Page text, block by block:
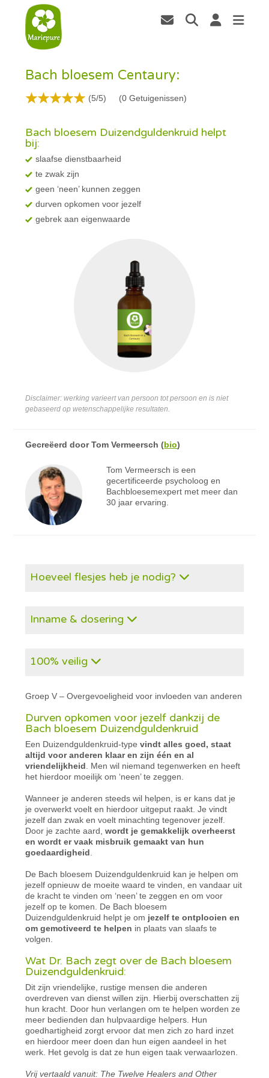
Bach bloesem Centaury:
(5/5) (0 Getuigenissen)
Bach bloesem Duizendguldenkruid helpt
bij:
slaafse dienstbaarheid
te zwak zijn
geen ‘neen’ kunnen zeggen
durven opkomen voor jezelf
gebrek aan eigenwaarde
Disclaimer: werking varieert van persoon tot persoon en is niet
gebaseerd op wetenschappelijke resultaten.
Gecreëerd doorTom Vermeersch (bio)
Tom Vermeersch is een
gecertificeerde psycholoog en
Bachbloesemexpert met meer dan
30 jaar ervaring.
Hoeveel flesjes heb je nodig?
Inname & dosering
100% veilig
Groep V – Overgevoeligheid voor invloeden van anderen
Durven opkomen voor jezelf dankzij de
Bach bloesem Duizendguldenkruid
Een Duizendguldenkruid-typevindt alles goed, staat
altijd voor anderen klaar en zijn één en al
vriendelijkheid . Men wil niemand tegenwerken en heeft
het hierdoor moeilijk om ‘neen’ te zeggen.
Wanneer je anderen steeds wil helpen, is er kans dat je
je overwerkt voelt en hierdoor uitgeput raakt. Je vindt
jezelf dan zwak en voelt minachting tegenover jezelf.
Door je zachte aard,wordt je gemakkelijk overheerst
en wordt er vaak misbruik gemaakt van hun
goedaardigheid
De Bach bloesem Duizendguldenkruid kan je helpen om
jezelf opnieuw de moeite waard te vinden, en vandaar uit
de kracht te vinden om ‘neen’ te zeggen en om voor
jezelf op te komen. De Bach bloesem
Duizendguldenkruid helpt je om jezelf te ontplooien en
om gemotiveerd te helpen in plaats van slaafs te
volgen.
Wat Dr. Bach zegt over de Bach bloesem
Duizendguldenkruid:
Dit zijn vriendelijke, rustige mensen die anderen
overdreven van dienst willen zijn. Hierbij overschatten zij
hun kracht. Door hun verlangen om te helpen worden ze
meer bedienden dan hulpvaardige helpers. Hun
goedhartigheid zorgt ervoor dat men zich zo hard inzet
en hierdoor meer doen dan hun eigen aandeel in het
werk. Het gevolg is dat ze hun eigen taak verwaarlozen.
Vrij vertaald vanuit: The Twelve Healers and Other